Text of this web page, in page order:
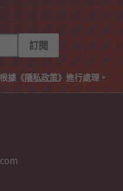
訂閱
據《隱私政策》進行處理。